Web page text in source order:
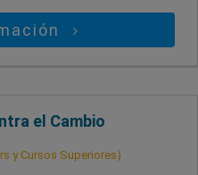
el Cambio
y Cursos Superiores)